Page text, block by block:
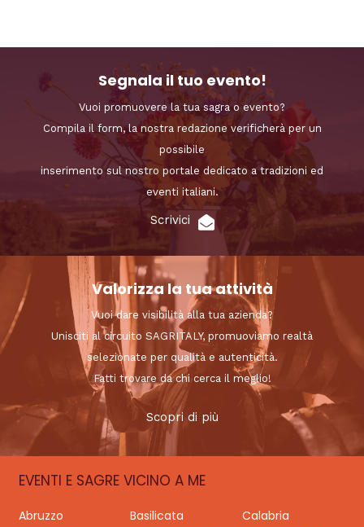
Segnala il tuo evento!
Vuoi promuovere la tua sagra o evento?
Compila il form, la nostra redazione verificherà per un
possibile
inserimento sul nostro portale dedicato a tradizioni ed
eventi italiani.
Scrivici
Valorizza la tua attività
Vuoi dare visibilità alla tua azienda?
Unisciti al circuito SAGRITALY, promuoviamo realtà
selezionate per qualità e autenticità.
Fatti trovare da chi cerca il meglio!
Scopri di più
EVENTI E SAGRE VICINO A ME
Abruzzo Basilicata
Calabria